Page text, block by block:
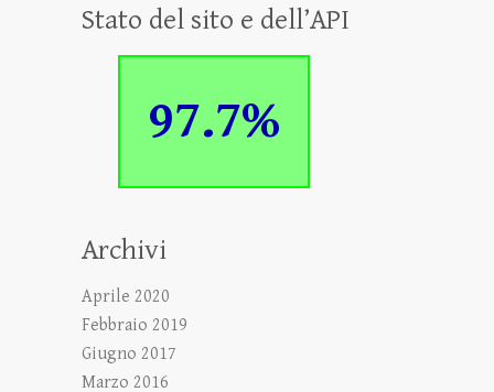
Stato del sito e dell’API
97.7%
Archivi
Aprile 2020
Febbraio 2019
Giugno 2017
Marzo 2016